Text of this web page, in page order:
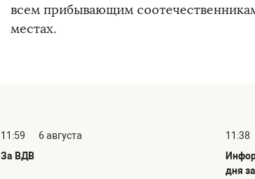
всем прибывающим
местах.
11:59
6 августа
За ВДВ
11:38
дня